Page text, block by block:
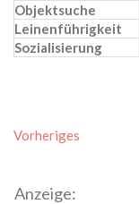
Objektsuche
Leinenführigkeit
Sozialisierung
Vorheriges
Anzeige: